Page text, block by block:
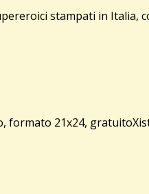
stampati in
formato 21x24,